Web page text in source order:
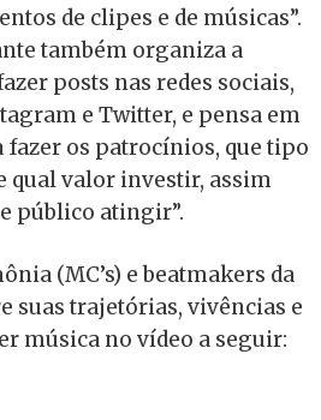
de clipes e de músicas”.
também organiza a
posts nas redes sociais,
e Twitter, e pensa em
os patrocínios, que tipo
qual valor investir, assim
público atingir”.
(MC’s) e beatmakers da
suas trajetórias, vivências e
música no vídeo a seguir: